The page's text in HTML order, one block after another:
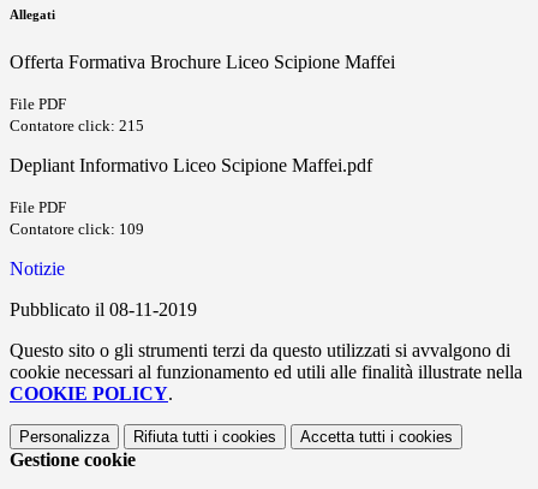
Allegati
Offerta Formativa Brochure Liceo Scipione Maffei
File PDF
Contatore click: 215
Depliant Informativo Liceo Scipione Maffei.pdf
File PDF
Contatore click: 109
Notizie
Pubblicato il 08-11-2019
Questo sito o gli strumenti terzi da questo utilizzati si avvalgono di
cookie necessari al funzionamento ed utili alle finalità illustrate nella
COOKIE POLICY.
Personalizza Rifiuta tutti i cookies Accetta tutti i cookies
Gestione cookie